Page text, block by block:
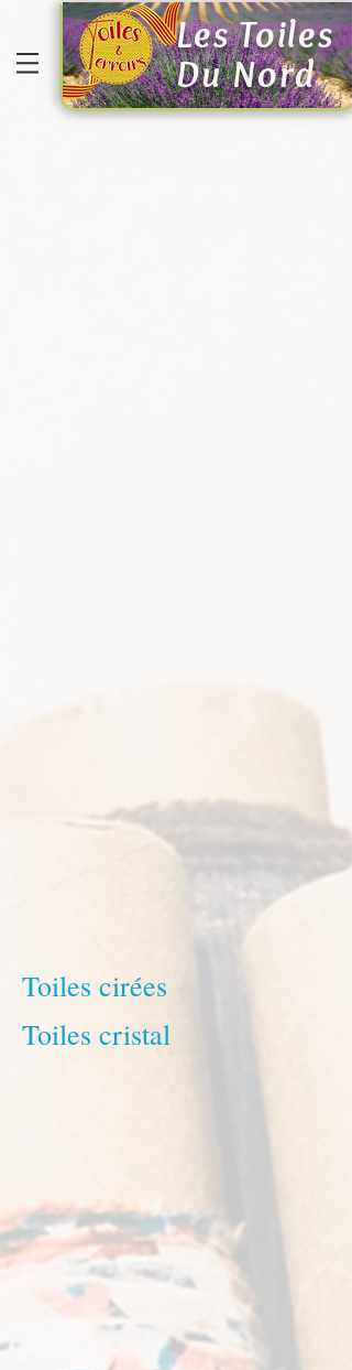
Les Toiles
Du Nord
Toiles cirées
Toiles cristal